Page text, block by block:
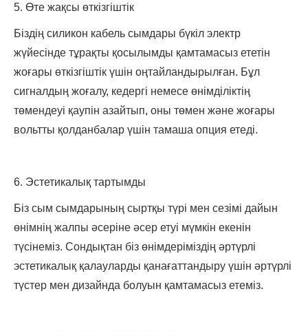
5. Өте жақсы өткізгіштік
Біздің силикон кабель сымдары бүкіл электр
жүйесінде тұрақты қосылымды қамтамасыз ететін
жоғары өткізгіштік үшін оңтайландырылған. Бұл
сигналдың жоғалу, кедергі немесе өнімділіктің
төмендеуі қаупін азайтып, оны төмен және жоғары
вольтты қолданбалар үшін тамаша опция етеді.
6. Эстетикалық тартымды
Біз сым сымдарының сыртқы түрі мен сезімі дайын
өнімнің жалпы әсеріне әсер етуі мүмкін екенін
түсінеміз. Сондықтан біз өнімдеріміздің әртүрлі
эстетикалық қалауларды қанағаттандыру үшін әртүрлі
түстер мен дизайнда болуын қамтамасыз етеміз.